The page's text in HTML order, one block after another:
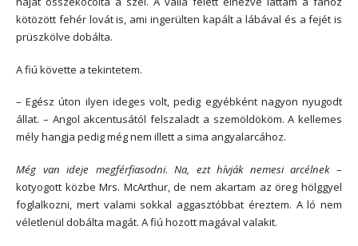
kötözött fehér lovát is, ami ingerülten kapált a lábával és a fejét is
prüszkölve dobálta.
A fiú követte a tekintetem.
– Egész úton ilyen ideges volt, pedig egyébként nagyon nyugodt
állat. – Angol akcentusától felszaladt a szemöldököm. A kellemes
mély hangja pedig még nem illett a sima angyalarcához.
Még van ideje megférfiasodni.Na, ezt hívják nemesi arcélnek–
kotyogott közbe Mrs. McArthur, de nem akartam az öreg hölggyel
foglalkozni, mert valami sokkal aggasztóbbat éreztem. A ló nem
véletlenül dobálta magát. A fiú hozott magával valakit.